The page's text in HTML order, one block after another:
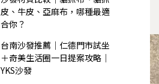
皮、牛皮、亞麻布，哪種最適
合你？
台南沙發推薦｜仁德門市試坐
＋奇美生活圈一日提案攻略｜
YKS沙發